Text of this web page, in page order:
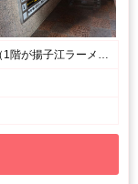
大阪市北区堂山町17-1 ＦＫビル3階（1階が揚子江ラーメンのビル）